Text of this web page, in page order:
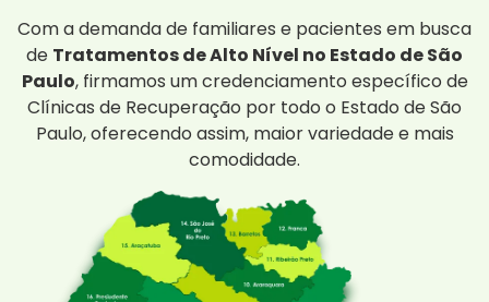
Com a demanda de familiares e pacientes em busca
de Tratamentos de Alto Nível no Estado de São
Paulo, firmamos um credenciamento específico de
Clínicas de Recuperação por todo o Estado de São
Paulo, oferecendo assim, maior variedade e mais
comodidade.